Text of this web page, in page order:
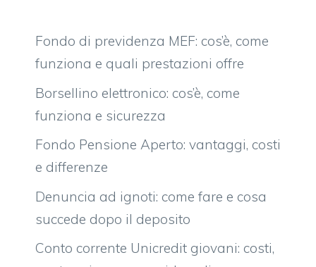
Fondo di previdenza MEF: cos’è, come
funziona e quali prestazioni offre
Borsellino elettronico: cos’è, come
funziona e sicurezza
Fondo Pensione Aperto: vantaggi, costi
e differenze
Denuncia ad ignoti: come fare e cosa
succede dopo il deposito
Conto corrente Unicredit giovani: costi,